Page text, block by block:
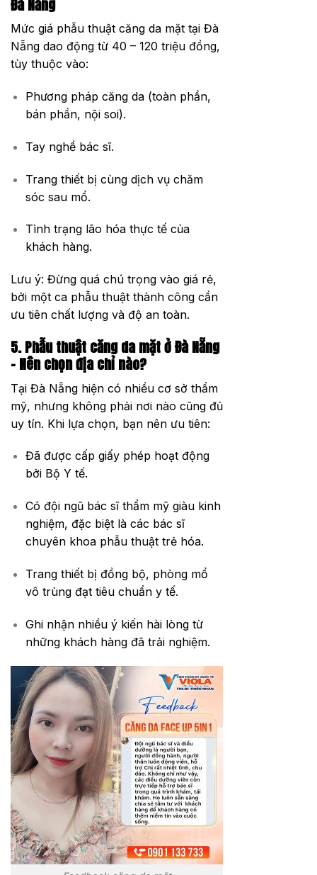
Đà Nẵng
Mức giá phẫu thuật căng da mặt tại Đà
Nẵng dao động từ 40 – 120 triệu đồng,
tùy thuộc vào:
Phương pháp căng da (toàn phần,
bán phần, nội soi).
Tay nghề bác sĩ.
Trang thiết bị cùng dịch vụ chăm
sóc sau mổ.
Tình trạng lão hóa thực tế của
khách hàng.
Lưu ý: Đừng quá chú trọng vào giá rẻ,
bởi một ca phẫu thuật thành công cần
ưu tiên chất lượng và độ an toàn.
5. Phẫu thuật căng da mặt ở Đà Nẵng
– Nên chọn địa chỉ nào?
Tại Đà Nẵng hiện có nhiều cơ sở thẩm
mỹ, nhưng không phải nơi nào cũng đủ
uy tín. Khi lựa chọn, bạn nên ưu tiên:
Đã được cấp giấy phép hoạt động
bởi Bộ Y tế.
Có đội ngũ bác sĩ thẩm mỹ giàu kinh
nghiệm, đặc biệt là các bác sĩ
chuyên khoa phẫu thuật trẻ hóa.
Trang thiết bị đồng bộ, phòng mổ
vô trùng đạt tiêu chuẩn y tế.
Ghi nhận nhiều ý kiến hài lòng từ
những khách hàng đã trải nghiệm.